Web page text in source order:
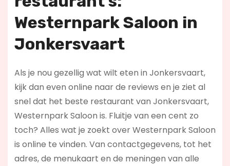
Westernpark Saloon in
Jonkersvaart
Als je nou gezellig wat wilt eten in Jonkersvaart,
kijk dan even online naar de reviews en je ziet al
snel dat het beste restaurant van Jonkersvaart,
Westernpark Saloon is. Fluitje van een cent zo
toch? Alles wat je zoekt over Westernpark Saloon
is online te vinden. Van contactgegevens, tot het
adres, de menukaart en de meningen van alle